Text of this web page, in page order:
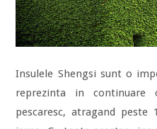
Insulele Shengsi sunt o
reprezinta in
pescaresc, atragand peste